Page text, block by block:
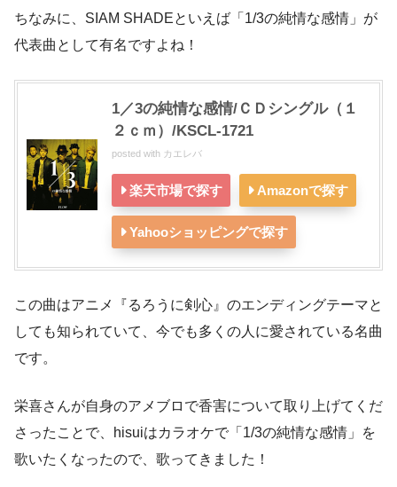
ちなみに、SIAM SHADEといえば「1/3の純情な感情」が
代表曲として有名ですよね！
1／3の純情な感情/ＣＤシングル（１
２ｃｍ）/KSCL-1721
posted with カエレバ
楽天市場で探す Amazonで探す
Yahooショッピングで探す
この曲はアニメ『るろうに剣心』のエンディングテーマと
しても知られていて、今でも多くの人に愛されている名曲
です。
栄喜さんが自身のアメブロで香害について取り上げてくだ
さったことで、hisuiはカラオケで「1/3の純情な感情」を
歌いたくなったので、歌ってきました！